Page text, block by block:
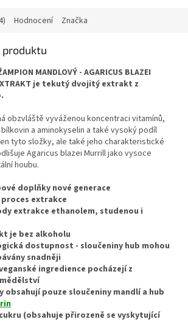
Hodnocení Značka
produktu
MANDLOVÝ - AGARICUS BLAZEI
je tekutý dvojitý extrakt z
obzvláště vyváženou koncentraci vitamínů,
a aminokyselin a také vysoký podíl
tyto složky, ale také jeho charakteristické
Agaricus blazei Murrill jako vysoce
houbu.
doplňky nové generace
extrakce
extrakce ethanolem, studenou i
je bez alkoholu
dostupnost - sloučeniny hub mohou
snadněji
ingredience pocházejí z
pouze sloučeniny mandlí a hub
(obsahuje přirozeně se vyskytující